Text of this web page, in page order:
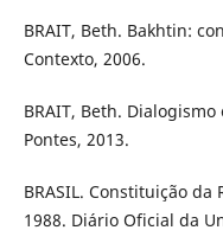
BRAIT, Beth. Bakhtin:
Contexto, 2006.
BRAIT, Beth.
Pontes, 2013.
BRASIL. Constituição
1988. Diário Oficial da